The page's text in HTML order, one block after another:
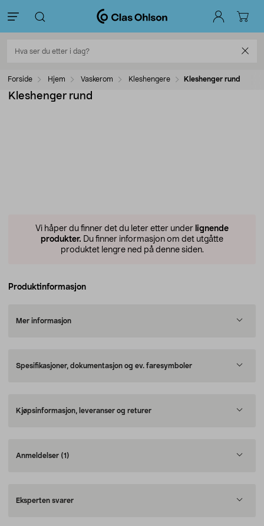
Forside Hjem Vaskerom Kleshengere Kleshenger rund
Kleshenger rund
Vi håper du finner det du leter etter under lignende
produkter. Du finner informasjon om det utgåtte
produktet lengre ned på denne siden.
Produktinformasjon
Mer informasjon
Spesifikasjoner, dokumentasjon og ev. faresymboler
Kjøpsinformasjon, leveranser og returer
Anmeldelser (1)
Eksperten svarer